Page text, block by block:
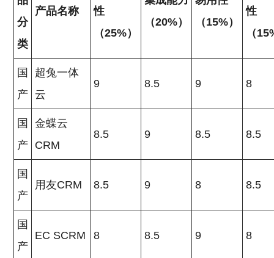
分
类
产品名称
性
（25%）
（20%）
（15%）
性
（
国
产
超兔一体
云
9 8.5 9 8
国
产
金蝶云
CRM
8.5 9 8.5 8.5
国
产
用友CRM 8.5 9 8 8.5
国
产
EC SCRM 8 8.5 9 8